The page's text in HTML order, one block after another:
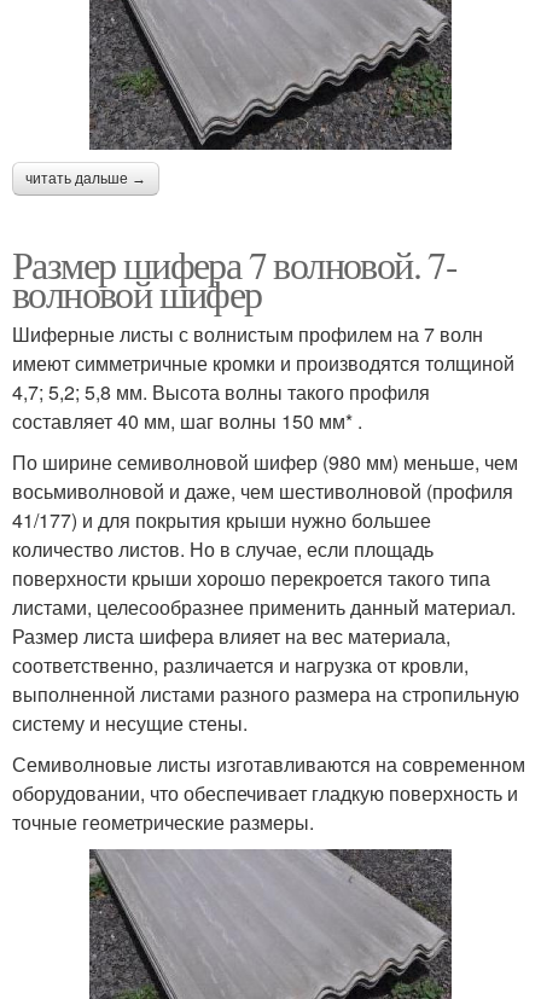
читать дальше →
Размер шифера 7 волновой. 7-
волновой шифер
Шиферные листы с волнистым профилем на 7 волн
имеют симметричные кромки и производятся толщиной
4,7; 5,2; 5,8 мм. Высота волны такого профиля
составляет 40 мм, шаг волны 150 мм* .
По ширине семиволновой шифер (980 мм) меньше, чем
восьмиволновой и даже, чем шестиволновой (профиля
41/177) и для покрытия крыши нужно большее
количество листов. Но в случае, если площадь
поверхности крыши хорошо перекроется такого типа
листами, целесообразнее применить данный материал.
Размер листа шифера влияет на вес материала,
соответственно, различается и нагрузка от кровли,
выполненной листами разного размера на стропильную
систему и несущие стены.
Семиволновые листы изготавливаются на современном
оборудовании, что обеспечивает гладкую поверхность и
точные геометрические размеры.